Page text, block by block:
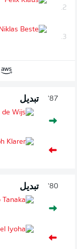
2.
3.
87' تبديل
80' تبديل